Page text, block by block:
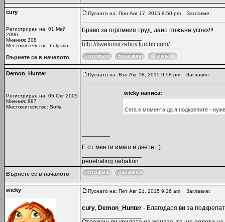
cury
Регистриран на: 01 Май
2006
Мнения: 308
Местожителство: bulgaria
Пуснато на: Пон Авг 17, 2015 8:50 pm Заглавие:
Браво за огромния труд, дано пожъне успех!!!
http://tsvetomirzehov.tumblr.com/
Върнете се в началото
Demon_Hunter
Регистриран на: 05 Окт 2005
Мнения: 887
Местожителство: Sofia
Пуснато на: Вто Авг 18, 2015 9:58 pm Заглавие:
wicky написа:
Сега е момента да я подкрепите -
Е от мен ги имаш и двете. ;)
penetrating radiation
Върнете се в началото
wicky Пуснато на: Пет Авг 21, 2015 9:26 am Заглавие:
cury, Demon_Hunter - Благодаря ви за